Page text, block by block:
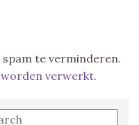
te verminderen.
worden verwerkt.